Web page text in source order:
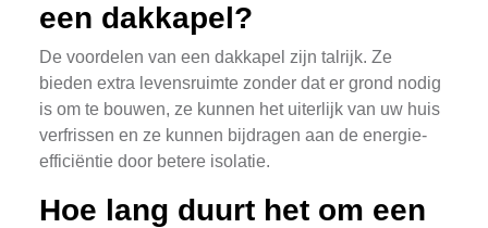
een dakkapel?
De voordelen van een dakkapel zijn talrijk. Ze
bieden extra levensruimte zonder dat er grond nodig
is om te bouwen, ze kunnen het uiterlijk van uw huis
verfrissen en ze kunnen bijdragen aan de energie-
efficiëntie door betere isolatie.
Hoe lang duurt het om een